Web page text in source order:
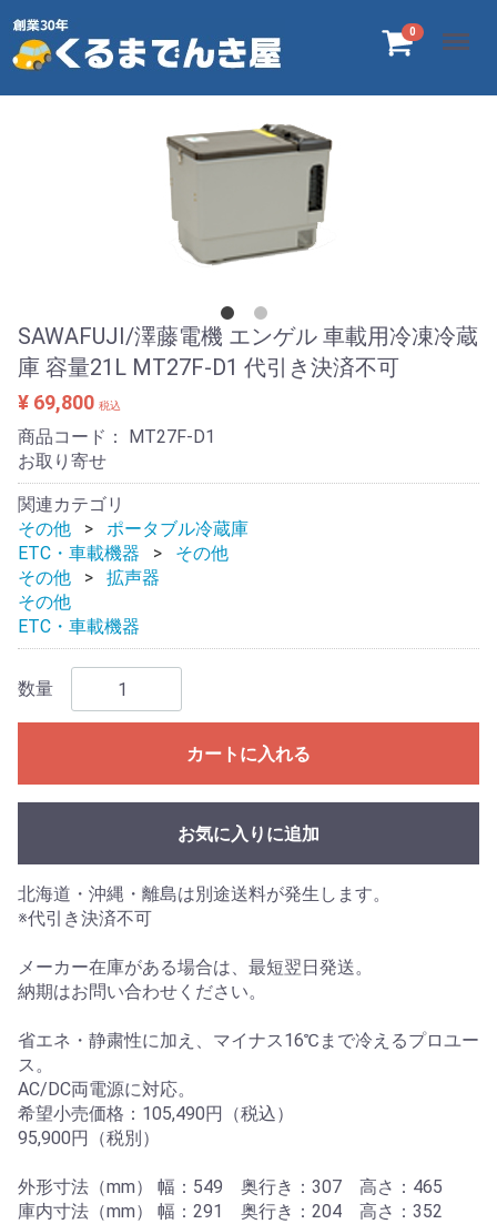
0 Menu
SAWAFUJI/澤藤電機 エンゲル 車載用冷凍冷蔵
庫 容量21L MT27F-D1 代引き決済不可
¥ 69,800 税込
商品コード： MT27F-D1
お取り寄せ
関連カテゴリ
その他
ポータブル冷蔵庫
ETC・車載機器
その他
その他
拡声器
その他
ETC・車載機器
数量
カートに入れる
お気に入りに追加
北海道・沖縄・離島は別途送料が発生します。
※代引き決済不可
メーカー在庫がある場合は、最短翌日発送。
納期はお問い合わせください。
省エネ・静粛性に加え、マイナス16℃まで冷えるプロユー
ス。
AC/DC両電源に対応。
希望小売価格：105,490円（税込）
95,900円（税別）
外形寸法（mm） 幅：549 奥行き：307 高さ：465
庫内寸法（mm） 幅：291 奥行き：204 高さ：352